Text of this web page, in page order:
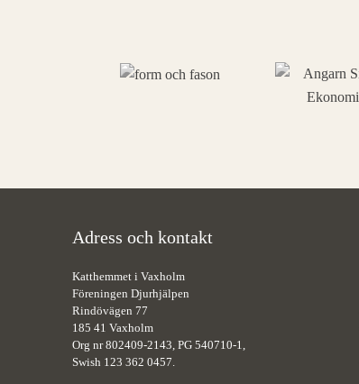
Adress och kontakt
Katthemmet i Vaxholm
Föreningen Djurhjälpen
Rindövägen 77
185 41 Vaxholm
Org nr 802409-2143, PG 540710-1,
Swish 123 362 0457.